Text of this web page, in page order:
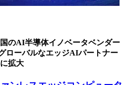
のAI半導体イノベータベンダー
ローバルなエッジAIパートナー
拡大